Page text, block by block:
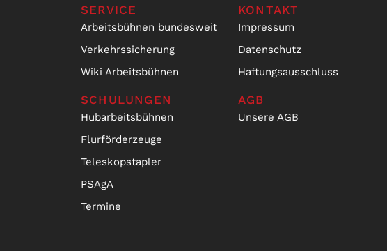
SERVICE
Arbeitsbühnen bundesweit
Verkehrssicherung
Wiki Arbeitsbühnen
SCHULUNGEN
Hubarbeitsbühnen
Flurförderzeuge
Teleskopstapler
PSAgA
Termine
KONTAKT
Impressum
Datenschutz
Haftungsausschluss
AGB
Unsere AGB